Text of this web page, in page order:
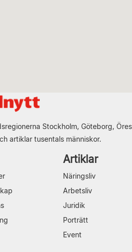
Stockholm, Göteborg,
artiklar tusentals människor.
Artiklar
Näringsliv
Arbetsliv
Juridik
Porträtt
Event